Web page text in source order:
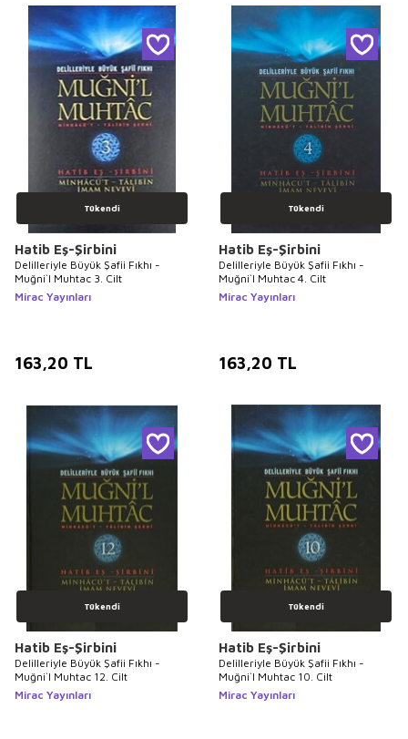
Tükendi
Hatib Eş-Şirbini
Delilleriyle Büyük Şafii Fıkhı -
Muğni`l Muhtac 3. Cilt
Mirac Yayınları
163,20 TL
Tükendi
Hatib Eş-Şirbini
Delilleriyle Büyük Şafii Fıkhı -
Muğni`l Muhtac 4. Cilt
Mirac Yayınları
163,20 TL
Tükendi
Hatib Eş-Şirbini
Delilleriyle Büyük Şafii Fıkhı -
Muğni`l Muhtac 12. Cilt
Mirac Yayınları
Tükendi
Hatib Eş-Şirbini
Delilleriyle Büyük Şafii Fıkhı -
Muğni`l Muhtac 10. Cilt
Mirac Yayınları